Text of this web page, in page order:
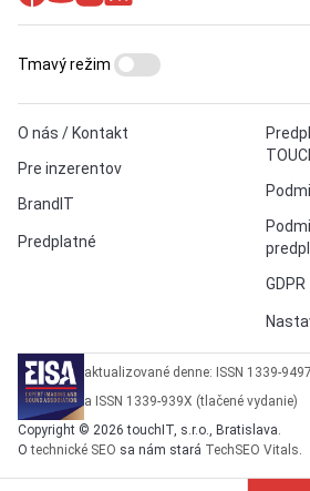
O nás / Kontakt
Pre inzerentov
BrandIT
Predplatné
GDPR
Tmavý režim
aktualizované denne: ISSN 1339-
a ISSN 1339-939X (tlačené vydanie)
Copyright © 2026 touchIT, s.r.o., Bratislava.
Otechnické SEO sa nám stará TechSEO Vitals.